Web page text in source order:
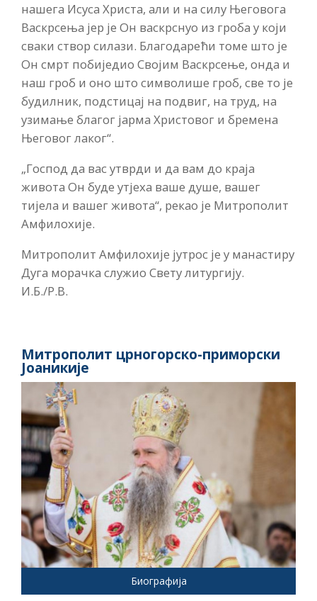
нашега Исуса Христа, али и на силу Његовога
Васкрсења јер је Он васкрснуо из гроба у који
сваки створ силази. Благодарећи томе што је
Он смрт побиједио Својим Васкрсење, онда и
наш гроб и оно што символише гроб, све то је
будилник, подстицај на подвиг, на труд, на
узимање благог јарма Христовог и бремена
Његовог лаког“.
„Господ да вас утврди и да вам до краја
живота Он буде утјеха ваше душе, вашег
тијела и вашег живота“, рекао је Митрополит
Амфилохије.
Митрополит Амфилохије јутрос је у манастиру
Дуга морачка служио Свету литургију.
И.Б./Р.В.
Митрополит црногорско-приморски
Јоаникије
Биографија